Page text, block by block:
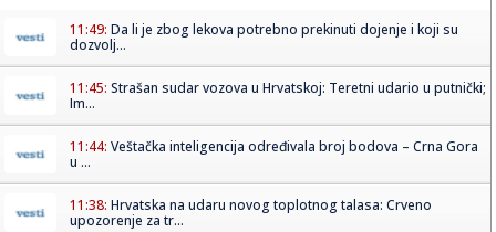
11:49: Da li je zbog lekova potrebno prekinuti dojenje i koji su
dozvolj...
11:45: Strašan sudar vozova u Hrvatskoj: Teretni udario u putnički;
Im...
11:44: Veštačka inteligencija određivala broj bodova – Crna Gora
u ...
11:38: Hrvatska na udaru novog toplotnog talasa: Crveno
upozorenje za tr...